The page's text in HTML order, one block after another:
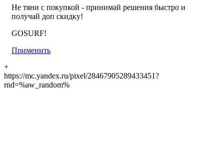
Не тяни с покупкой - принимай решения быстро и
получай доп скидку!
GOSURF!
Применить
+
https://mc.yandex.ru/pixel/28467905289433451?
rnd=%aw_random%